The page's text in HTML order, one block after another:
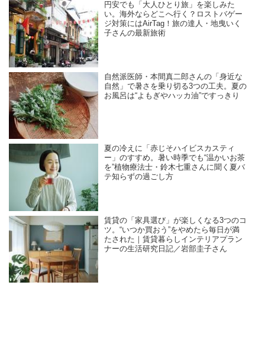
円安でも「大人ひとり旅」を楽しみた
い。海外ならどこへ行く？ロストバゲー
ジ対策にはAirTag！旅の達人・地曳いく
子さんの最新旅術
自然派医師・本間真二郎さんの「身近な
自然」で暑さを乗り切る3つの工夫。夏の
お風呂は“よもぎやハッカ油”ですっきり
夏の冷えに「赤じそハイビスカスティ
ー」のすすめ。暑い時季でも“温かいお茶
を”植物療法士・鈴木七重さんに聞く夏バ
テ知らずの過ごし方
賃貸の「家具選び」が楽しくなる3つのコ
ツ。“いつか買おう”をやめたら毎日が満
たされた｜賃貸暮らしインテリアプラン
ナーの生活研究日記／岩部圭子さん